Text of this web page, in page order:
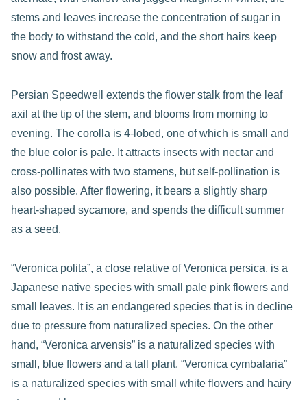
stems and leaves increase the concentration of sugar in
the body to withstand the cold, and the short hairs keep
snow and frost away.
Persian Speedwell extends the flower stalk from the leaf
axil at the tip of the stem, and blooms from morning to
evening. The corolla is 4-lobed, one of which is small and
the blue color is pale. It attracts insects with nectar and
cross-pollinates with two stamens, but self-pollination is
also possible. After flowering, it bears a slightly sharp
heart-shaped sycamore, and spends the difficult summer
as a seed.
“Veronica polita”, a close relative of Veronica persica, is a
Japanese native species with small pale pink flowers and
small leaves. It is an endangered species that is in decline
due to pressure from naturalized species. On the other
hand, “Veronica arvensis” is a naturalized species with
small, blue flowers and a tall plant. “Veronica cymbalaria”
is a naturalized species with small white flowers and hairy